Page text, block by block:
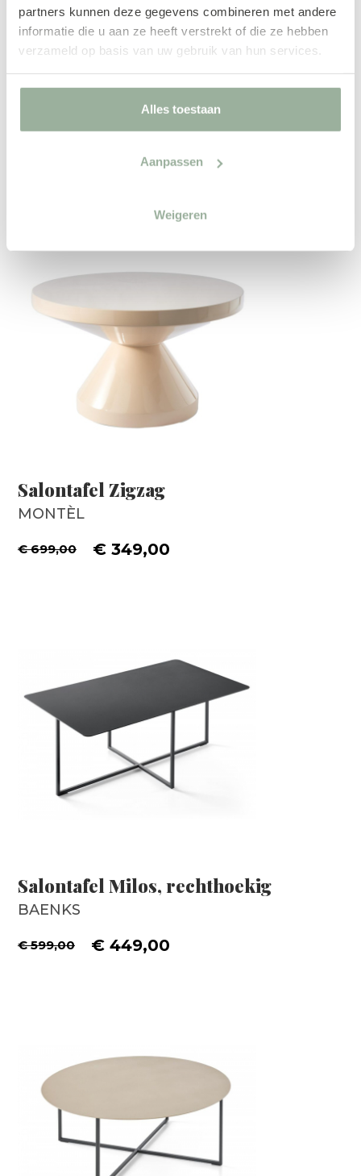
partners kunnen deze gegevens combineren met andere
informatie die u aan ze heeft verstrekt of die ze hebben
verzameld op basis van uw gebruik van hun services.
Alles toestaan
Aanpassen
Weigeren
Draaifauteuil Xavi
€ 1.099,00
Salontafel Zigzag
MONTÈL
€ 699,00 € 349,00
Salontafel Milos, rechthoekig
BAENKS
€ 599,00 € 449,00